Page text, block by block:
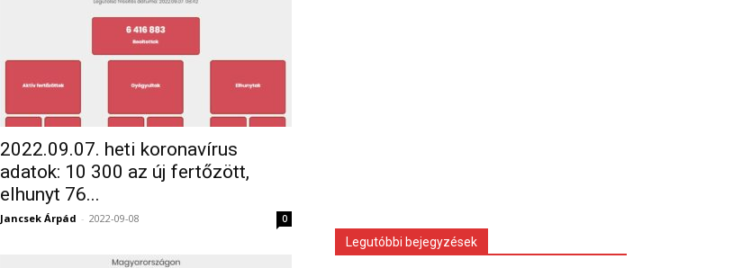
2022.09.07. heti koronavírus
adatok: 10 300 az új fertőzött,
elhunyt 76...
Jancsek Árpád - 2022-09-08 0
Legutóbbi bejegyzések